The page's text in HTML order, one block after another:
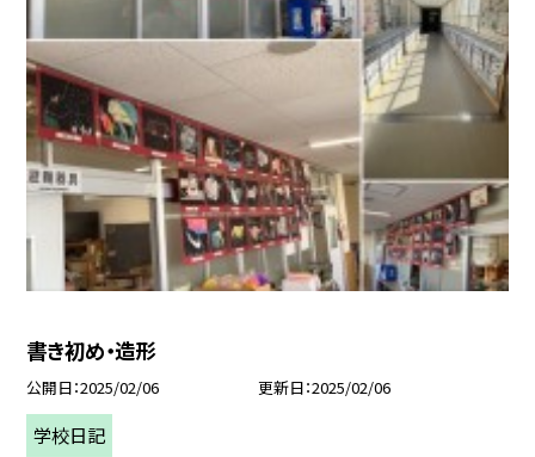
書き初め・造形
公開日 2025/02/06 更新日 2025/02/06
学校日記